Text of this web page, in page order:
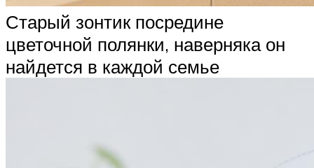
Старый зонтик посредине
цветочной полянки, наверняка он
найдется в каждой семье